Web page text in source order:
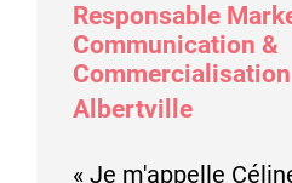
Responsable
Communication &
Commercialisation
Albertville
« Je m'appelle